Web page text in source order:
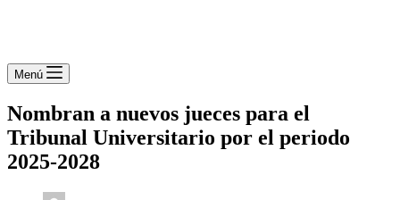
Menú
Nombran a nuevos jueces para el
Tribunal Universitario por el periodo
2025-2028